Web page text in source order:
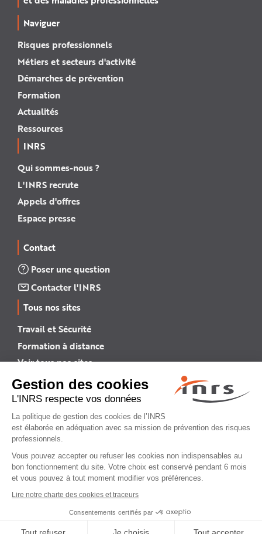
Naviguer
Risques professionnels
Métiers et secteurs d'activité
Démarches de prévention
Formation
Actualités
Ressources
INRS
Qui sommes-nous ?
L'INRS recrute
Appels d'offres
Espace presse
Contact
Poser une question
Contacter l'INRS
Tous nos sites
Travail et Sécurité
Formation à distance
Voir tous nos sites →
INRS English
INRS (english version)
Plan du site
Mentions légales
Politique de confidentialité